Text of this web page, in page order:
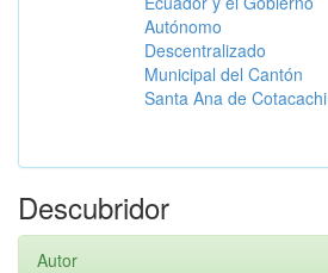
Autónomo
Descentralizado
Municipal del Cantón
Santa Ana de Cotacachi
Descubridor
Autor